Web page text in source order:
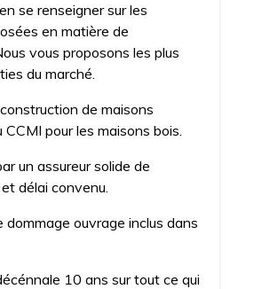
se renseigner sur les
en matière de
vous proposons les plus
du marché.
de maisons
CCMI pour les maisons bois.
un assureur solide de
délai convenu.
dommage ouvrage inclus dans
10 ans sur tout ce qui